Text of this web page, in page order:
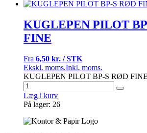
KUGLEPEN PILOT
FINE
Fra 6,50 kr. / STK
Ekskl. moms.Inkl. moms.
KUGLEPEN PILOT BP-S RØD
Læg i kurv
På lager: 26